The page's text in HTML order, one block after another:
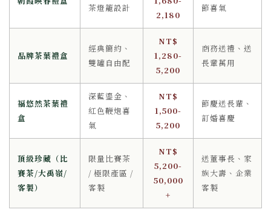
茶燈籠設計
2,180
節喜氣
品牌茶葉禮盒
經典簡約、
雙罐自由配
NT$
1,280-
5,200
商務送禮、送
長輩萬用
福悠然茶葉禮
盒
深藍鎏金、
紅色鞭炮喜
氣
NT$
1,500-
5,200
節慶送長輩、
訂婚喜慶
頂級珍藏（比
賽茶/大禹嶺/
客製）
限量比賽茶
/ 極限產區 /
客製
NT$
5,200-
50,000
+
送董事長、家
族大壽、企業
客製